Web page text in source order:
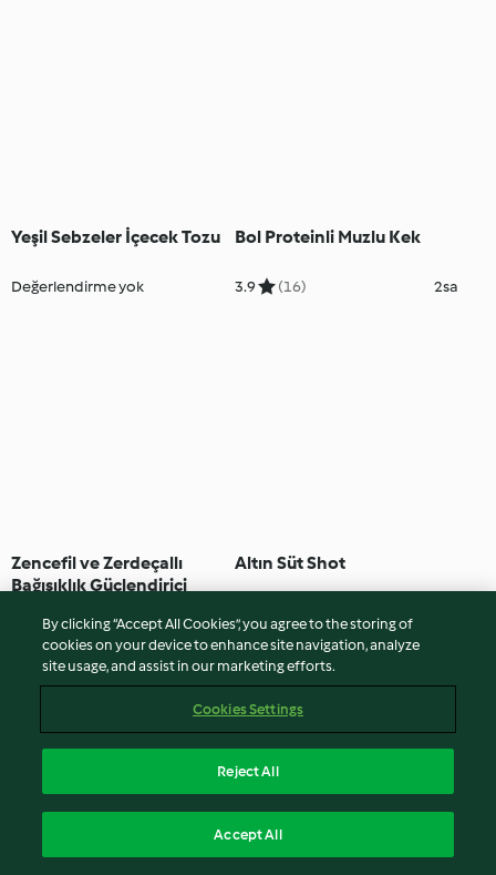
Yeşil Sebzeler İçecek Tozu
Değerlendirme yok
Bol Proteinli Muzlu Kek
3.9 (16) 2sa
Zencefil ve Zerdeçallı
Bağışıklık Güçlendirici
Altın Süt Shot
By clicking “Accept All Cookies”, you agree to the storing of
cookies on your device to enhance site navigation, analyze
site usage, and assist in our marketing efforts.
Cookies Settings
Reject All
Accept All